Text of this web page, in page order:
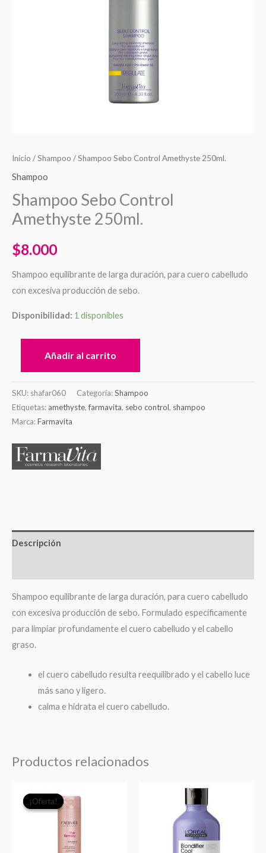
Inicio /Shampoo / Shampoo Sebo Control Amethyste 250ml.
Shampoo
Shampoo Sebo Control
Amethyste 250ml.
$8.000
Shampoo equilibrante de larga duración, para cuero cabelludo
con excesiva producción de sebo.
Disponibilidad: 1 disponibles
Añadir al carrito
SKU: shafar060 Categoría:Shampoo
Etiquetas: amethyste,farmavita, sebo control, shampoo
Marca:Farmavita
Descripción
Shampoo equilibrante de larga duración, para cuero cabelludo
con excesiva producción de sebo. Formulado específicamente
para limpiar profundamente el cuero cabelludo y el cabello
graso.
el cuero cabelludo resulta reequilibrado y el cabello luce
más sano y ligero.
calma e hidrata el cuero cabelludo.
Productos relacionados
¡Oferta!
¡Oferta! precio
original
era: